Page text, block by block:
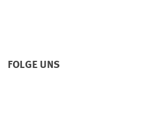
FOLGE UNS